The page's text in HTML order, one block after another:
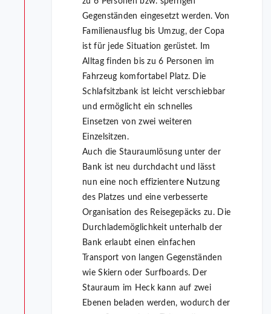
Gegenständen eingesetzt werden. Von
Familienausflug bis Umzug, der Copa
ist für jede Situation gerüstet. Im
Alltag finden bis zu 6 Personen im
Fahrzeug komfortabel Platz. Die
Schlafsitzbank ist leicht verschiebbar
und ermöglicht ein schnelles
Einsetzen von zwei weiteren
Einzelsitzen.
Auch die Stauraumlösung unter der
Bank ist neu durchdacht und lässt
nun eine noch effizientere Nutzung
des Platzes und eine verbesserte
Organisation des Reisegepäcks zu. Die
Durchlademöglichkeit unterhalb der
Bank erlaubt einen einfachen
Transport von langen Gegenständen
wie Skiern oder Surfboards. Der
Stauraum im Heck kann auf zwei
Ebenen beladen werden, wodurch der